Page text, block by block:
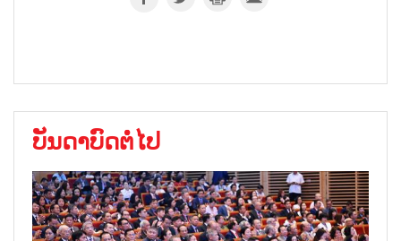
ບັນດາບົດຕໍ່ໄປ